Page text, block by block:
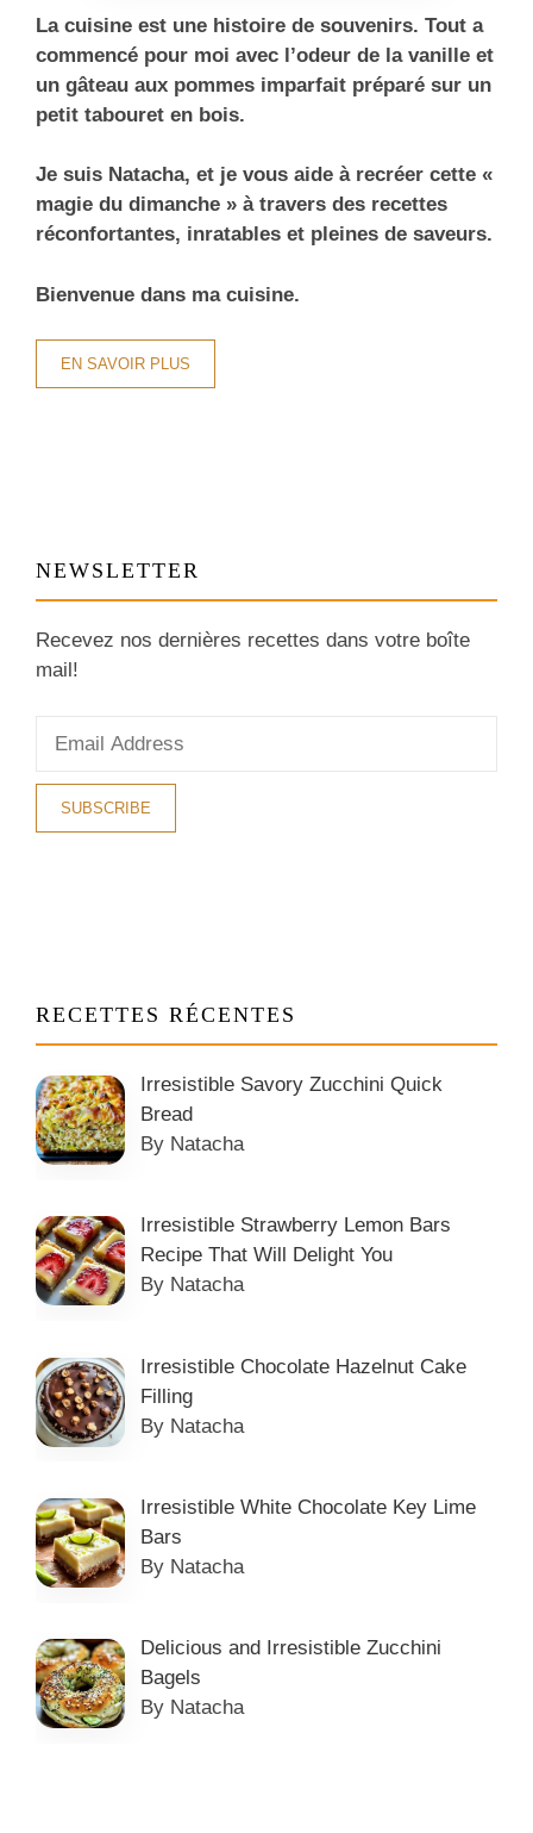
La cuisine est une histoire de souvenirs. Tout a
commencé pour moi avec l’odeur de la vanille et
un gâteau aux pommes imparfait préparé sur un
petit tabouret en bois.
Je suis Natacha, et je vous aide à recréer cette «
magie du dimanche » à travers des recettes
réconfortantes, inratables et pleines de saveurs.
Bienvenue dans ma cuisine.
EN SAVOIR PLUS
NEWSLETTER
Recevez nos dernières recettes dans votre boîte
mail!
RECETTES RÉCENTES
Irresistible Savory Zucchini Quick
Bread
By Natacha
Irresistible Strawberry Lemon Bars
Recipe That Will Delight You
By Natacha
Irresistible Chocolate Hazelnut Cake
Filling
By Natacha
Irresistible White Chocolate Key Lime
Bars
By Natacha
Delicious and Irresistible Zucchini
Bagels
By Natacha